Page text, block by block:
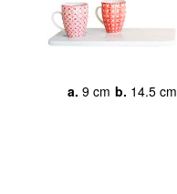
a. 9 cm b. 14.5 cm